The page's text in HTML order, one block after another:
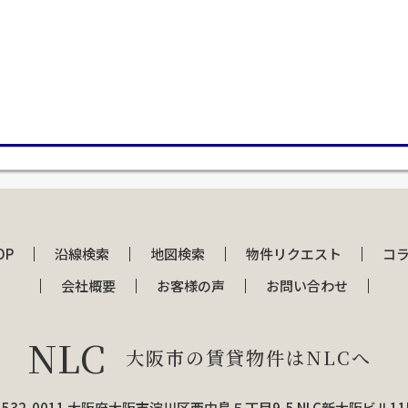
沿線検索 地図検索 物件リクエスト
コ
会社概要
お客様の声 お問い合わせ
NLC 大阪市の賃貸物件はNLCへ